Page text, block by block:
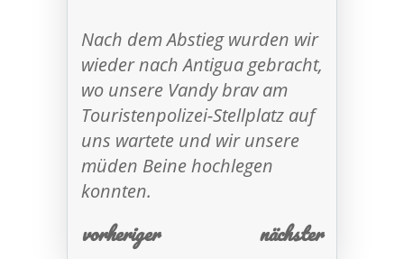
Nach dem Abstieg wurden wir
wieder nach Antigua gebracht,
wo unsere Vandy brav am
Touristenpolizei-Stellplatz auf
uns wartete und wir unsere
müden Beine hochlegen
konnten.
vorheriger nächster